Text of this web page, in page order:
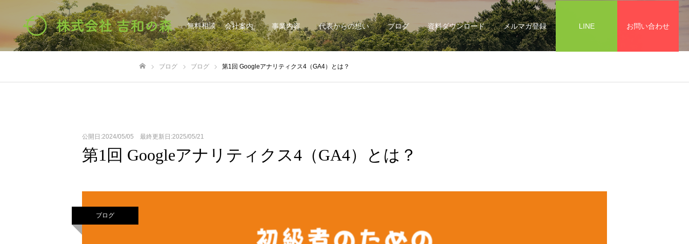
無料相談 会社案内 事業内容 代表からの想い ブログ 資料ダウンロード メルマガ登録 LINE お問い合わせ
ブログ ブログ 第1回 Googleアナリティクス4（GA4）とは？
公開日:2024/05/05 最終更新日:2025/05/21
第1回 Googleアナリティクス4（GA4）とは？
ブログ